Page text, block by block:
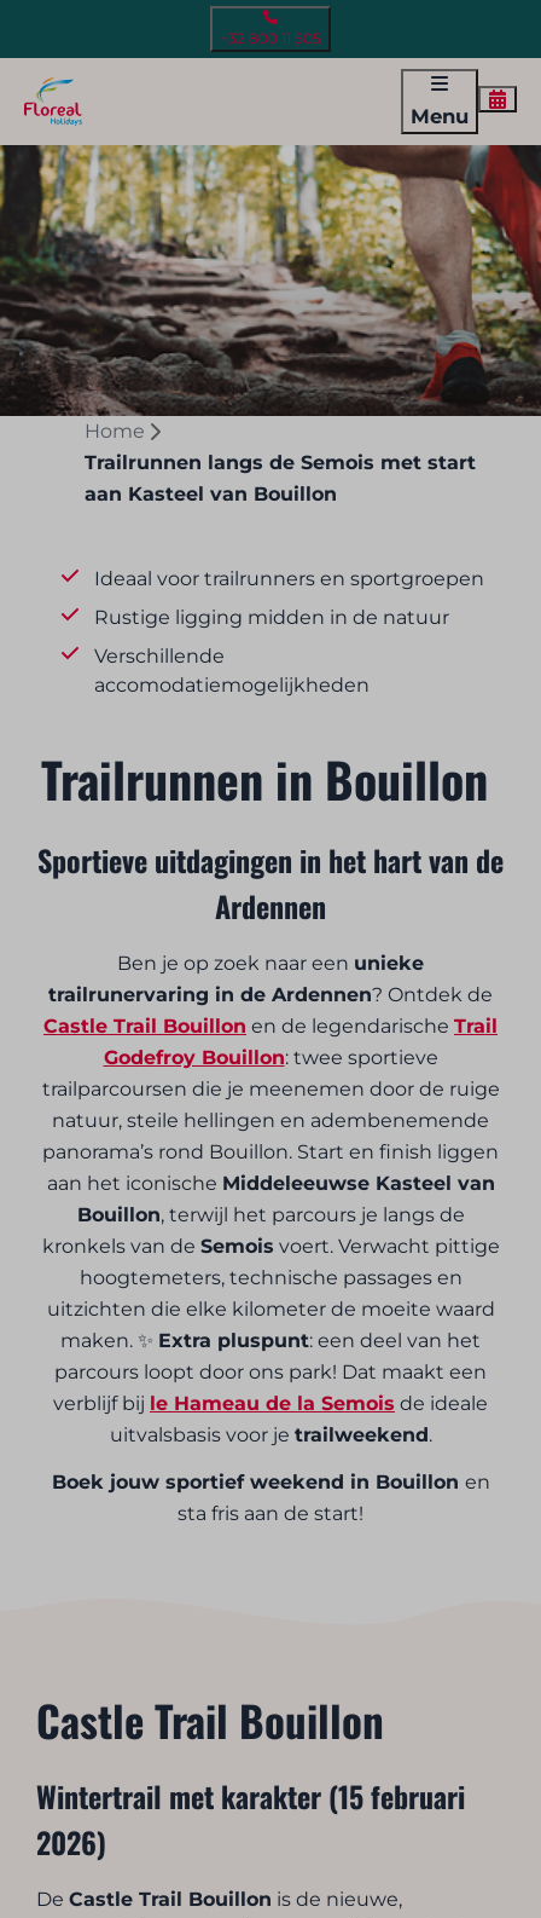
+32 800 11 505
Menu
Home
Trailrunnen langs de Semois met start
aan Kasteel van Bouillon
Ideaal voor trailrunners en sportgroepen
Rustige ligging midden in de natuur
Verschillende
accomodatiemogelijkheden
Trailrunnen in Bouillon
Sportieve uitdagingen in het hart van de
Ardennen
Ben je op zoek naar een unieke
trailrunervaring in de Ardennen? Ontdek de
Castle Trail Bouillon en de legendarische Trail
Godefroy Bouillon: twee sportieve
trailparcoursen die je meenemen door de ruige
natuur, steile hellingen en adembenemende
panorama’s rond Bouillon. Start en finish liggen
aan het iconische Middeleeuwse Kasteel van
Bouillon, terwijl het parcours je langs de
kronkels van de Semois voert. Verwacht pittige
hoogtemeters, technische passages en
uitzichten die elke kilometer de moeite waard
maken. ✨ Extra pluspunt: een deel van het
parcours loopt door ons park! Dat maakt een
verblijf bij le Hameau de la Semois de ideale
uitvalsbasis voor je trailweekend.
Boek jouw sportief weekend in Bouillon en
sta fris aan de start!
Castle Trail Bouillon
Wintertrail met karakter (15 februari
2026)
DeCastle Trail Bouillon is de nieuwe,